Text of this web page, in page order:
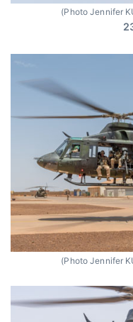
(Photo Jennifer
(Photo Jennifer